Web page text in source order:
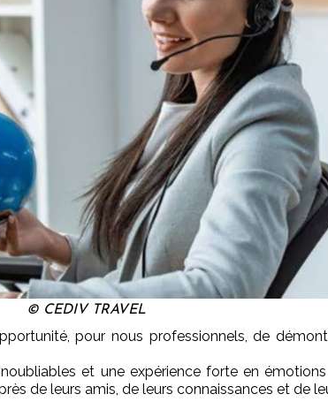
© CEDIV TRAVEL
pour nous professionnels, de
et une expérience forte en
de leurs amis, de leurs connaissances et de